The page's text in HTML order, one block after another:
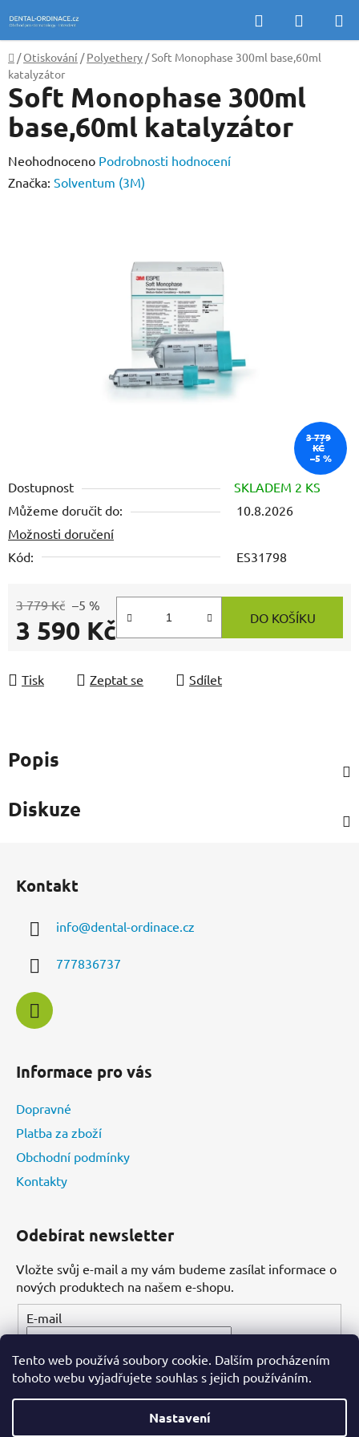
Tento web používá soubory cookie. Dalším procházením
tohoto webu vyjadřujete souhlas s jejich používáním.
Nastavení
na
obsah
Hledat
KOŠÍK
Domů
/ Otiskování / Polyethery /Soft Monophase 300ml base,60ml
katalyzátor
Dostupnost
SKLADEM 2 KS
Můžeme doručit do:
10.8.2026
Možnosti doručení
Kód:
ES31798
3 779 Kč –5 %
3 590 Kč DO KOŠÍKU
Tisk Zeptat se Sdílet
Soft Monophase 300ml
base,60ml katalyzátor
Průměrné
hodnocení
Neohodnoceno Podrobnosti hodnocení
Značka: Solventum (3M)
3 779
KČ
–5 %
Popis
Diskuze
Kontakt
info@dental-ordinace.cz
777836737
Informace pro vás
Dopravné
Platba za zboží
Obchodní podmínky
Kontakty
Odebírat newsletter
Vložte svůj e-mail a my vám budeme zasílat informace o
nových produktech na našem e-shopu.
E-mail
PŘIHLÁSIT SE